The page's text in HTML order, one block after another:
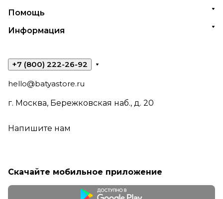
Помощь
Информация
+7 (800) 222-26-92
hello@batyastore.ru
г. Москва, Бережковская наб., д. 20
Напишите нам
Скачайте мобильное приложение